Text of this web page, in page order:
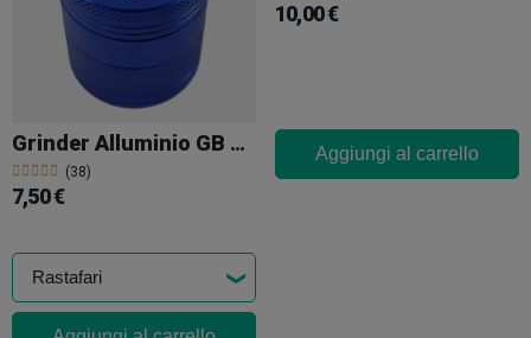
Grinder Alluminio GB 4 Parti 40mm
(38)
7,50 €
10,00 €
Aggiungi al carrello